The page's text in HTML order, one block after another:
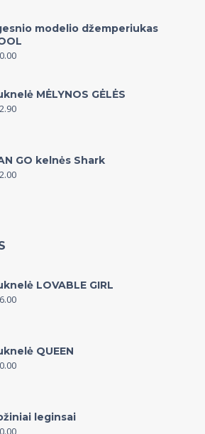
modelio džemperiukas
MĖLYNOS GĖLĖS
GO kelnės Shark
LOVABLE GIRL
QUEEN
leginsai